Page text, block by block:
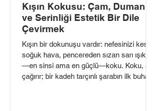
Kışın Kokusu: Çam, Duman
ve Serinliği Estetik Bir Dile
Çevirmek
Kışın bir dokunuşu vardır: nefesinizi kesen
soğuk hava, pencereden sızan sarı ışık ve
—en sinsi ama en güçlü—koku. Koku, anı
çağırır; bir kadeh tarçınlı şarabın ilk buharı,